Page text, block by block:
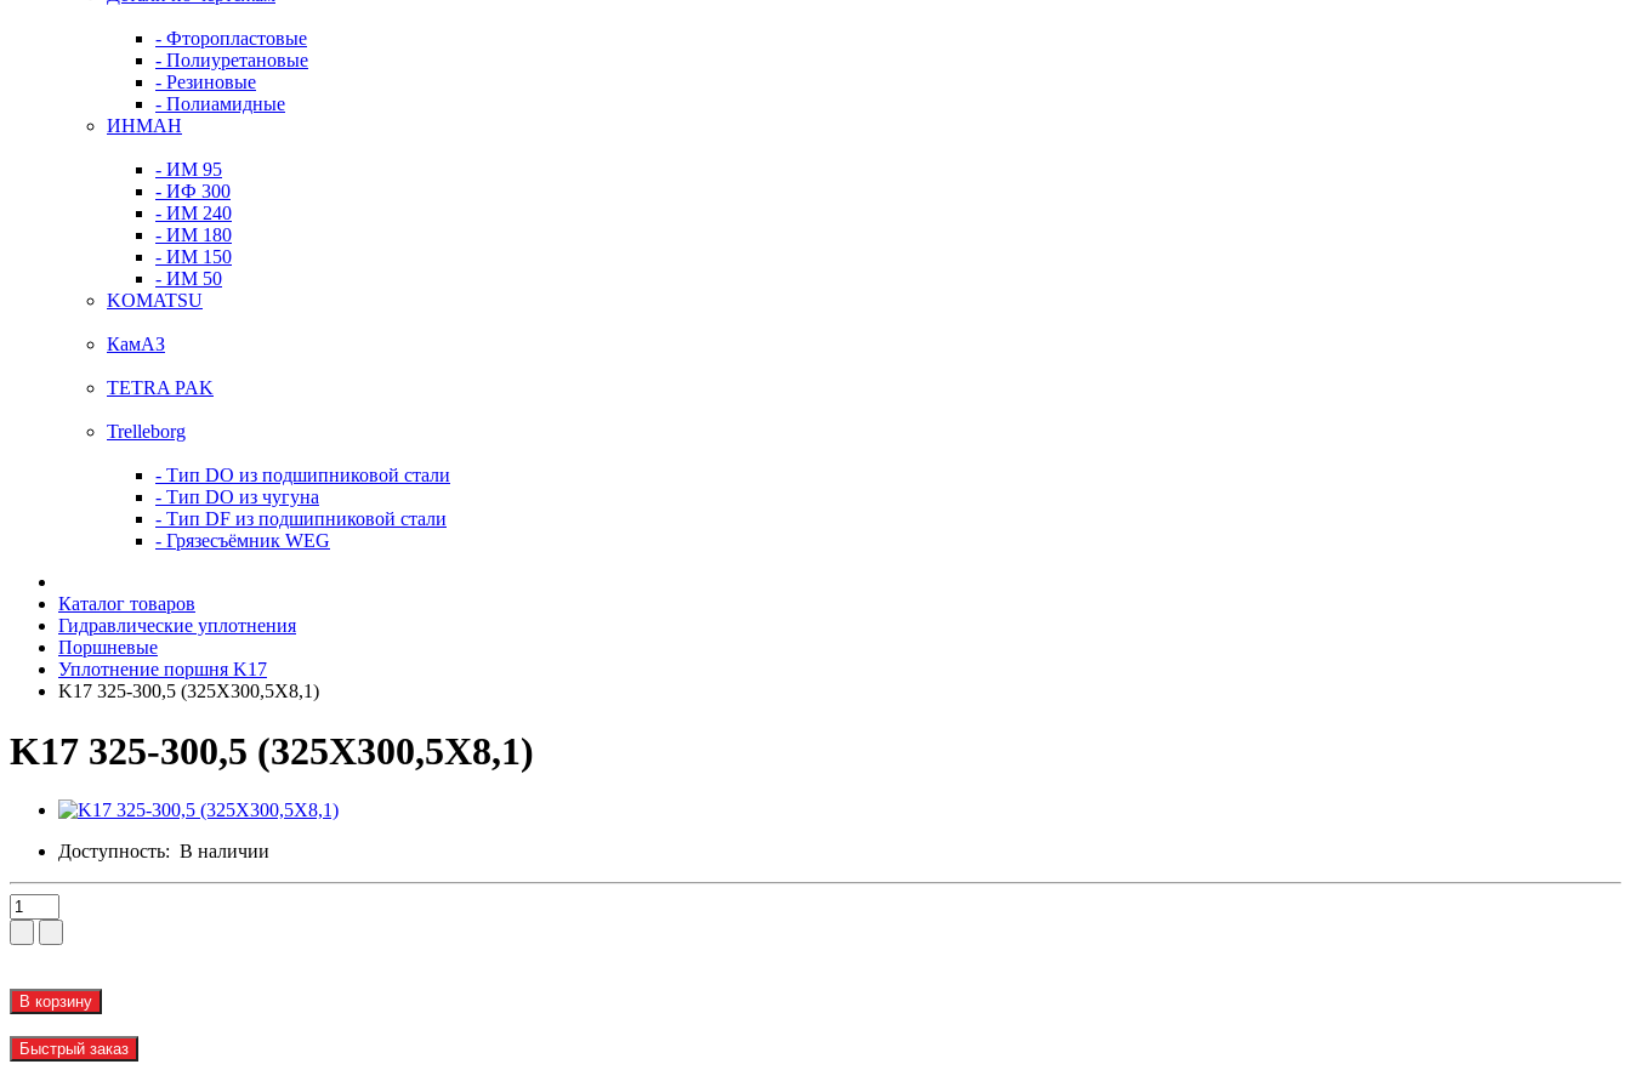
- Фторопластовые
- Полиуретановые
- Резиновые
- Полиамидные
ИНМАН
- ИМ 95
- ИФ 300
- ИМ 240
- ИМ 180
- ИМ 150
- ИМ 50
KOMATSU
КамАЗ
TETRA PAK
Trelleborg
- Тип DO из подшипниковой стали
- Тип DO из чугуна
- Тип DF из подшипниковой стали
- Грязесъёмник WEG
Каталог товаров
Гидравлические уплотнения
Поршневые
Уплотнение поршня K17
K17 325-300,5 (325X300,5X8,1)
K17 325-300,5 (325X300,5X8,1)
Доступность: В наличии
В корзину
Быстрый заказ